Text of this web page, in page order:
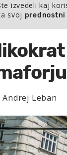
izvedeli kaj
svoj prednostni
Andrej Leban